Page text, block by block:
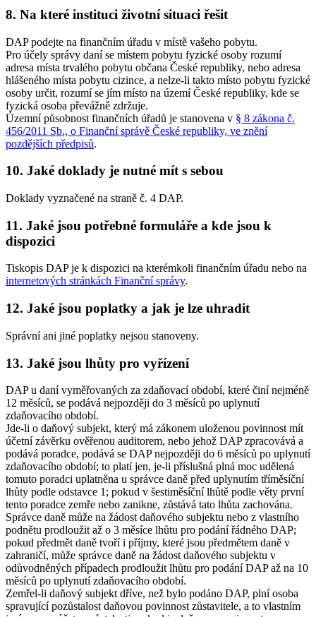
8. Na které instituci životní situaci řešit
DAP podejte na finančním úřadu v místě vašeho pobytu.
Pro účely správy daní se místem pobytu fyzické osoby rozumí
adresa místa trvalého pobytu občana České republiky, nebo adresa
hlášeného místa pobytu cizince, a nelze-li takto místo pobytu fyzické
osoby určit, rozumí se jím místo na území České republiky, kde se
fyzická osoba převážně zdržuje.
Územní působnost finančních úřadů je stanovena v § 8 zákona č.
456/2011 Sb., o Finanční správě České republiky, ve znění
pozdějších předpisů.
10. Jaké doklady je nutné mít s sebou
Doklady vyznačené na straně č. 4 DAP.
11. Jaké jsou potřebné formuláře a kde jsou k
dispozici
Tiskopis DAP je k dispozici na kterémkoli finančním úřadu nebo na
internetových stránkách Finanční správy.
12. Jaké jsou poplatky a jak je lze uhradit
Správní ani jiné poplatky nejsou stanoveny.
13. Jaké jsou lhůty pro vyřízení
DAP u daní vyměřovaných za zdaňovací období, které činí nejméně
12 měsíců, se podává nejpozději do 3 měsíců po uplynutí
zdaňovacího období.
Jde-li o daňový subjekt, který má zákonem uloženou povinnost mít
účetní závěrku ověřenou auditorem, nebo jehož DAP zpracovává a
podává poradce, podává se DAP nejpozději do 6 měsíců po uplynutí
zdaňovacího období; to platí jen, je-li příslušná plná moc udělená
tomuto poradci uplatněna u správce daně před uplynutím tříměsíční
lhůty podle odstavce 1; pokud v šestiměsíční lhůtě podle věty první
tento poradce zemře nebo zanikne, zůstává tato lhůta zachována.
Správce daně může na žádost daňového subjektu nebo z vlastního
podnětu prodloužit až o 3 měsíce lhůtu pro podání řádného DAP;
pokud předmět daně tvoří i příjmy, které jsou předmětem daně v
zahraničí, může správce daně na žádost daňového subjektu v
odůvodněných případech prodloužit lhůtu pro podání DAP až na 10
měsíců po uplynutí zdaňovacího období.
Zemřel-li daňový subjekt dříve, než bylo podáno DAP, plní osoba
spravující pozůstalost daňovou povinnost zůstavitele, a to vlastním